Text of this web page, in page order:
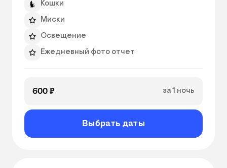
Кошки
Миски
Освещение
Ежедневный фото отчет
Индивидуальный режим кормления
600 ₽ за 1 ночь
Выбрать даты